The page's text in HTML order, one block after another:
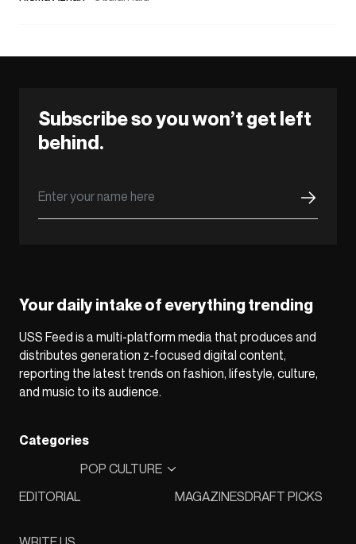
Subscribe so you won’t get left
behind.
Your daily intake of everything trending
USS Feed is a multi-platform media that produces and
distributes generation z-focused digital content,
reporting the latest trends on fashion, lifestyle, culture,
and music to its audience.
Categories
EDITORIAL
POP CULTURE
MAGAZINESDRAFT PICKS